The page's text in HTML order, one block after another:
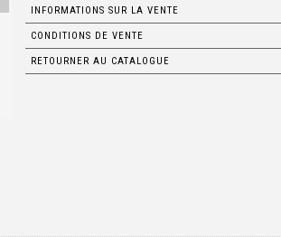
INFORMATIONS SUR LA VENTE
CONDITIONS DE VENTE
RETOURNER AU CATALOGUE